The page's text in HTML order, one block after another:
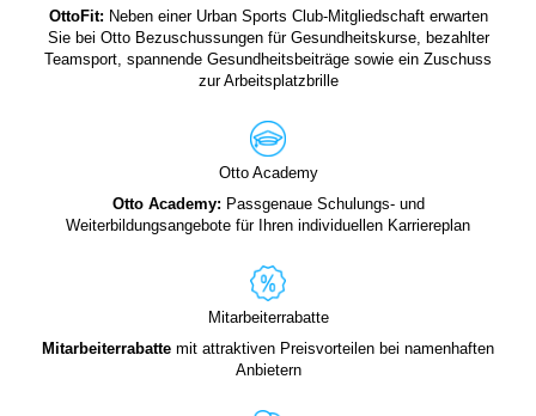
OttoFit: Neben einer Urban Sports Club-Mitgliedschaft erwarten
Sie bei Otto Bezuschussungen für Gesundheitskurse, bezahlter
Teamsport, spannende Gesundheitsbeiträge sowie ein Zuschuss
zur Arbeitsplatzbrille
Otto Academy
Otto Academy: Passgenaue Schulungs- und
Weiterbildungsangebote für Ihren individuellen Karriereplan
Mitarbeiterrabatte
Mitarbeiterrabatte mit attraktiven Preisvorteilen bei namenhaften
Anbietern